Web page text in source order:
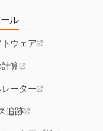
ル
ウェア
算
ーター
追跡